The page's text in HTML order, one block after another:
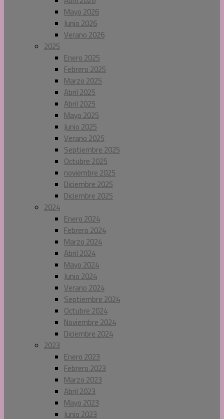
Mayo 2026
Junio 2026
Verano 2026
2025
Enero 2025
Febrero 2025
Marzo 2025
Abril 2025
Abril 2025
Mayo 2025
Junio 2025
Verano 2025
Septiembre 2025
Octubre 2025
noviembre 2025
Diciembre 2025
Diciembre 2025
2024
Enero 2024
Febrero 2024
Marzo 2024
Abril 2024
Mayo 2024
Junio 2024
Verano 2024
Septiembre 2024
Octubre 2024
Noviembre 2024
Diciembre 2024
2023
Enero 2023
Febrero 2023
Marzo 2023
Abril 2023
Mayo 2023
Junio 2023